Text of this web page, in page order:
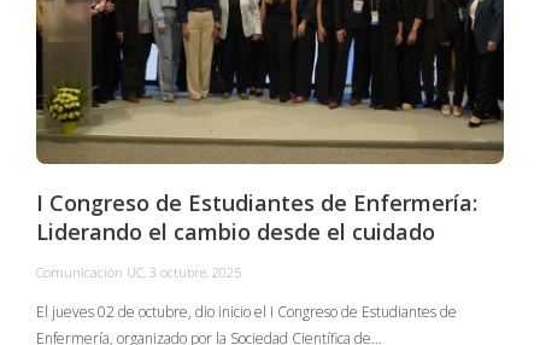
I Congreso de Estudiantes de Enfermería:
Liderando el cambio desde el cuidado
Comunicación UC, 3 octubre, 2025
El jueves 02 de octubre, dio inicio el I Congreso de Estudiantes de
Enfermería, organizado por la Sociedad Científica de…